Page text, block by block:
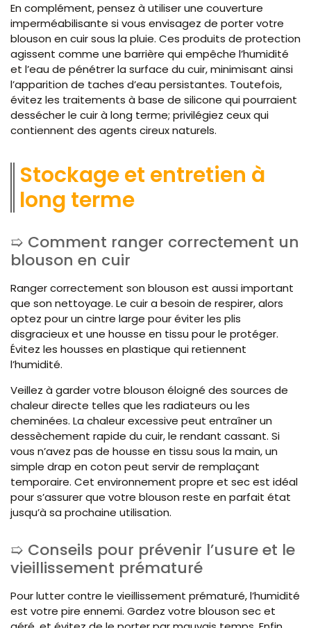
En complément, pensez à utiliser une couverture
imperméabilisante si vous envisagez de porter votre
blouson en cuir sous la pluie. Ces produits de protection
agissent comme une barrière qui empêche l’humidité
et l’eau de pénétrer la surface du cuir, minimisant ainsi
l’apparition de taches d’eau persistantes. Toutefois,
évitez les traitements à base de silicone qui pourraient
dessécher le cuir à long terme; privilégiez ceux qui
contiennent des agents cireux naturels.
Stockage et entretien à
long terme
Comment ranger correctement un
blouson en cuir
Ranger correctement son blouson est aussi important
que son nettoyage. Le cuir a besoin de respirer, alors
optez pour un cintre large pour éviter les plis
disgracieux et une housse en tissu pour le protéger.
Évitez les housses en plastique qui retiennent
l’humidité.
Veillez à garder votre blouson éloigné des sources de
chaleur directe telles que les radiateurs ou les
cheminées. La chaleur excessive peut entraîner un
dessèchement rapide du cuir, le rendant cassant. Si
vous n’avez pas de housse en tissu sous la main, un
simple drap en coton peut servir de remplaçant
temporaire. Cet environnement propre et sec est idéal
pour s’assurer que votre blouson reste en parfait état
jusqu’à sa prochaine utilisation.
Conseils pour prévenir l’usure et le
vieillissement prématuré
Pour lutter contre le vieillissement prématuré, l’humidité
est votre pire ennemi. Gardez votre blouson sec et